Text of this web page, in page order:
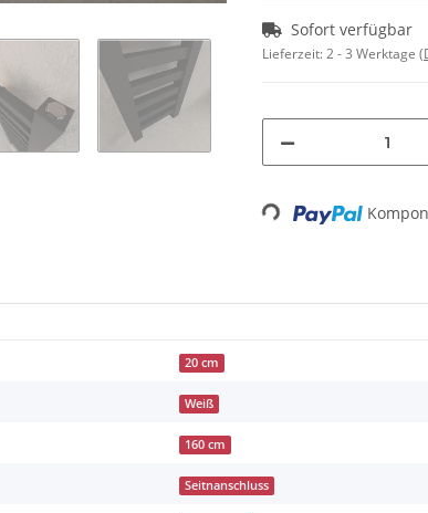
Sofort verfügbar
Lieferzeit:2 - 3 Werktage
Loading...
20 cm
Weiß
160 cm
Seitnanschluss